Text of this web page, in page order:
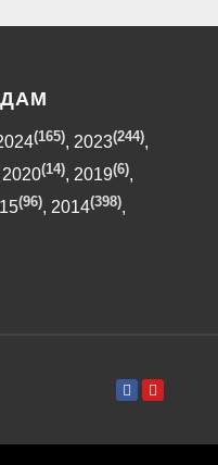
(165), 2023(244),
2020(14), 2019(6),
(96), 2014(398),